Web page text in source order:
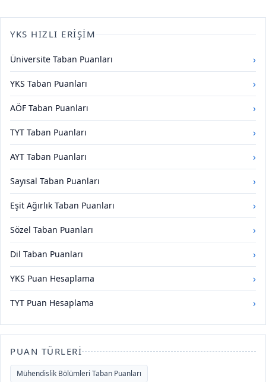
YKS HIZLI ERIŞIM
Üniversite Taban Puanları ›
YKS Taban Puanları ›
AÖF Taban Puanları ›
TYT Taban Puanları ›
AYT Taban Puanları ›
Sayısal Taban Puanları ›
Eşit Ağırlık Taban Puanları ›
Sözel Taban Puanları ›
Dil Taban Puanları ›
YKS Puan Hesaplama ›
TYT Puan Hesaplama ›
PUAN TÜRLERI
Mühendislik Bölümleri Taban Puanları